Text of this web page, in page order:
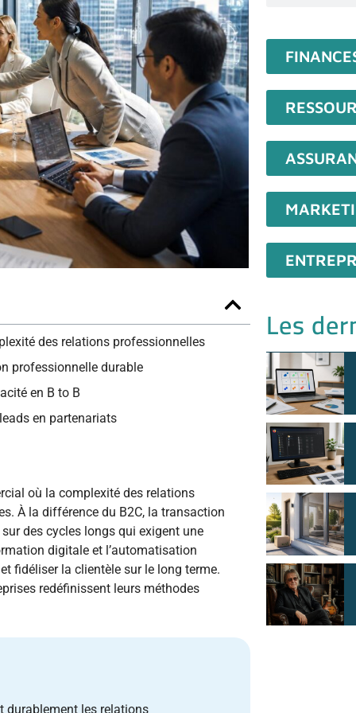
des relations professionnelles
professionnelle durable
en B to B
en partenariats
où la complexité des relations
À la différence du B2C, la transaction
des cycles longs qui exigent une
digitale et l’automatisation
fidéliser la clientèle sur le long terme.
redéfinissent leurs méthodes
durablement les relations
Les